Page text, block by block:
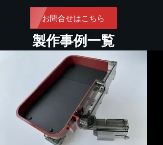
お問合せはこちら
製作事例一覧